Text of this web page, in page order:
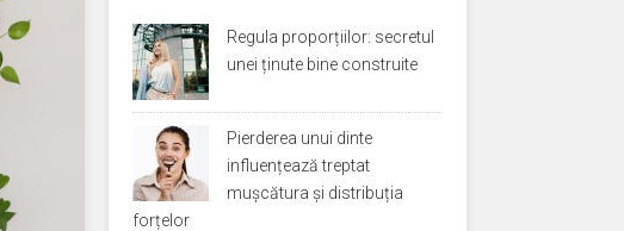
Regula proporțiilor: secretul
unei ținute bine construite
Pierderea unui dinte
influențează treptat
mușcătura și distribuția
forțelor